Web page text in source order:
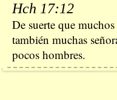
Hch 17:12
De suerte que
también muchas
pocos hombres.